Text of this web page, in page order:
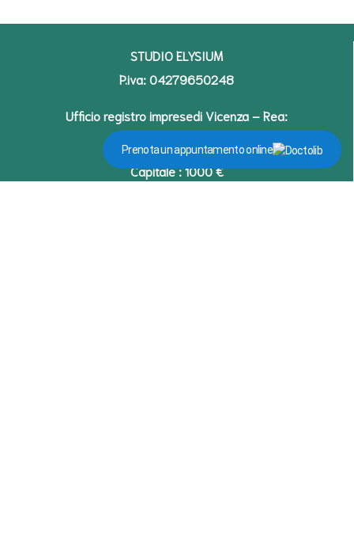
STUDIO ELYSIUM
P.iva: 04279650248
Ufficio registro impresedi Vicenza – Rea:
VI-392847
Capitale : 1000 €
Prenota un appuntamento online